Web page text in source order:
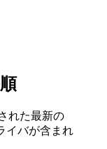
れた最新の
イバが含まれ